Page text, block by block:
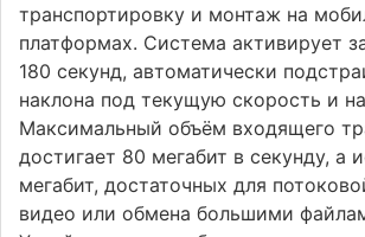
транспортировку и монтаж на
платформах. Система активирует
180 секунд, автоматически
наклона под текущую скорость и
Максимальный объём входящего
достигает 80 мегабит в секунду,
мегабит, достаточных для
видео или обмена большими